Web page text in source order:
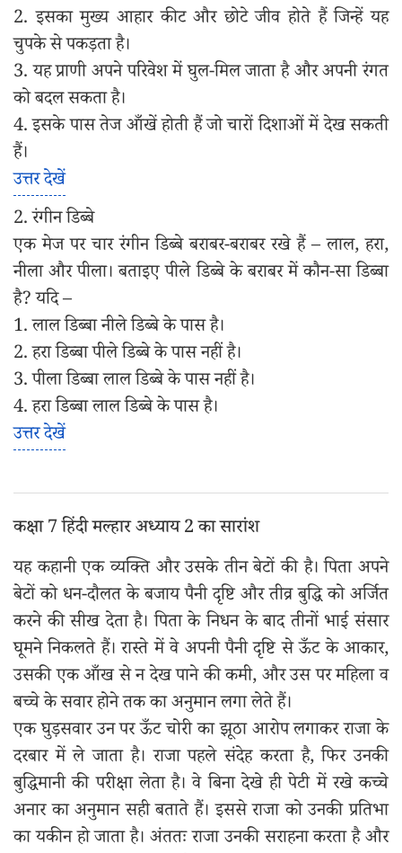
2. इसका मुख्य आहार कीट और छोटे जीव होते हैं जिन्हें यह
चुपके से पकड़ता है।
3. यह प्राणी अपने परिवेश में घुल-मिल जाता है और अपनी रंगत
को बदल सकता है।
4. इसके पास तेज आँखें होती हैं जो चारों दिशाओं में देख सकती
हैं।
उत्तर देखें
2. रंगीन डिब्बे
एक मेज पर चार रंगीन डिब्बे बराबर-बराबर रखे हैं – लाल, हरा,
नीला और पीला। बताइए पीले डिब्बे के बराबर में कौन-सा डिब्बा
है? यदि –
1. लाल डिब्बा नीले डिब्बे के पास है।
2. हरा डिब्बा पीले डिब्बे के पास नहीं है।
3. पीला डिब्बा लाल डिब्बे के पास नहीं है।
4. हरा डिब्बा लाल डिब्बे के पास है।
उत्तर देखें
कक्षा 7 हिंदी मल्हार अध्याय 2 का सारांश
यह कहानी एक व्यक्ति और उसके तीन बेटों की है। पिता अपने
बेटों को धन-दौलत के बजाय पैनी दृष्टि और तीव्र बुद्धि को अर्जित
करने की सीख देता है। पिता के निधन के बाद तीनों भाई संसार
घूमने निकलते हैं। रास्ते में वे अपनी पैनी दृष्टि से ऊँट के आकार,
उसकी एक आँख से न देख पाने की कमी, और उस पर महिला व
बच्चे के सवार होने तक का अनुमान लगा लेते हैं।
एक घुड़सवार उन पर ऊँट चोरी का झूठा आरोप लगाकर राजा के
दरबार में ले जाता है। राजा पहले संदेह करता है, फिर उनकी
बुद्धिमानी की परीक्षा लेता है। वे बिना देखे ही पेटी में रखे कच्चे
अनार का अनुमान सही बताते हैं। इससे राजा को उनकी प्रतिभा
का यकीन हो जाता है। अंततः राजा उनकी सराहना करता है और